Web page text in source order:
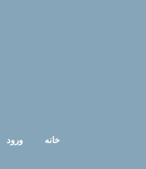
ورود خانه